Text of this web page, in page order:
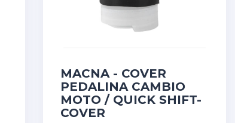
MACNA - COVER
PEDALINA CAMBIO
MOTO / QUICK SHIFT-
COVER